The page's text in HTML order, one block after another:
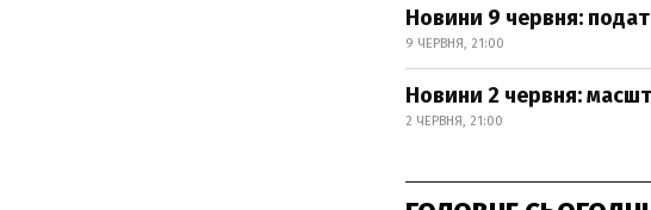
Новини 9 червня:
9 ЧЕРВНЯ, 21:00
Новини 2 червня:
2 ЧЕРВНЯ, 21:00